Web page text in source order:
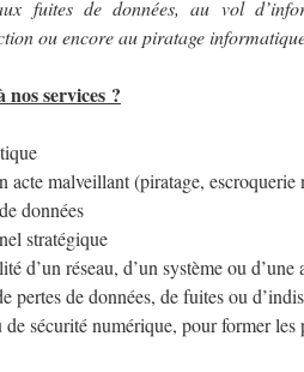
fuites de données, au vol
ou encore au piratage
nos services ?
acte malveillant (piratage, escroquerie
données
stratégique
d’un réseau, d’un système ou d’une
pertes de données, de fuites ou
sécurité numérique, pour former les